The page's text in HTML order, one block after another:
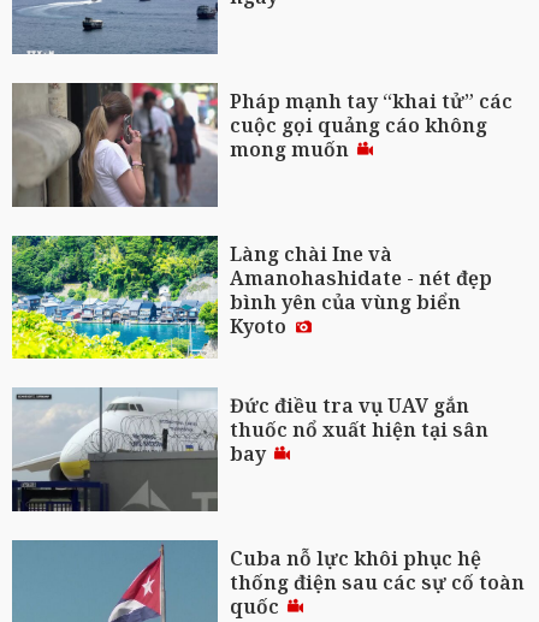
Pháp mạnh tay “khai tử” các
cuộc gọi quảng cáo không
mong muốn
Làng chài Ine và
Amanohashidate - nét đẹp
bình yên của vùng biển
Kyoto
Đức điều tra vụ UAV gắn
thuốc nổ xuất hiện tại sân
bay
Cuba nỗ lực khôi phục hệ
thống điện sau các sự cố toàn
quốc